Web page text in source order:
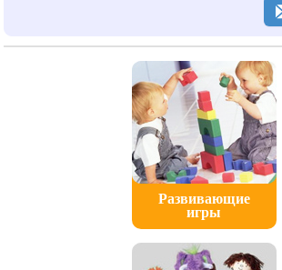
Развивающие
игры